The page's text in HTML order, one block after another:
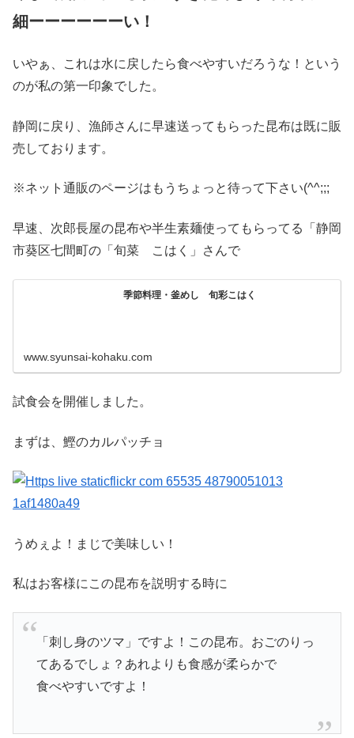
細ーーーーーーい！
いやぁ、これは水に戻したら食べやすいだろうな！という
のが私の第一印象でした。
静岡に戻り、漁師さんに早速送ってもらった昆布は既に販
売しております。
※ネット通販のページはもうちょっと待って下さい(^^;;;
早速、次郎長屋の昆布や半生素麺使ってもらってる「静岡
市葵区七間町の「旬菜 こはく」さんで
季節料理・釜めし 旬彩こはく
www.syunsai-kohaku.com
試食会を開催しました。
まずは、鰹のカルパッチョ
うめぇよ！まじで美味しい！
私はお客様にこの昆布を説明する時に
「刺し身のツマ」ですよ！この昆布。おごのりっ
てあるでしょ？あれよりも食感が柔らかで
食べやすいですよ！